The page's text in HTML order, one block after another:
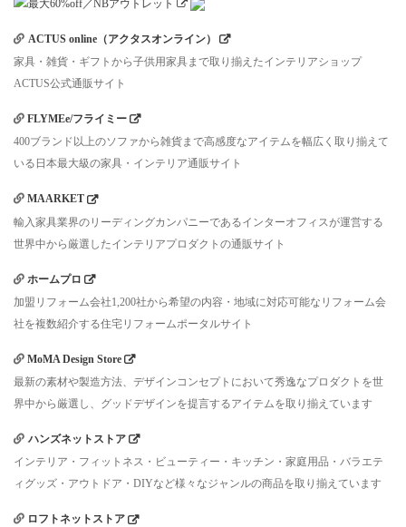
ACTUS online（アクタスオンライン）
家具・雑貨・ギフトから子供用家具まで取り揃えたインテリアショップ
ACTUS公式通販サイト
FLYMEe/フライミー
400ブランド以上のソファから雑貨まで高感度なアイテムを幅広く取り揃えて
いる日本最大級の家具・インテリア通販サイト
MAARKET
輸入家具業界のリーディングカンパニーであるインターオフィスが運営する
世界中から厳選したインテリアプロダクトの通販サイト
ホームプロ
加盟リフォーム会社1,200社から希望の内容・地域に対応可能なリフォーム会
社を複数紹介する住宅リフォームポータルサイト
MoMA Design Store
最新の素材や製造方法、デザインコンセプトにおいて秀逸なプロダクトを世
界中から厳選し、グッドデザインを提言するアイテムを取り揃えています
ハンズネットストア
インテリア・フィットネス・ビューティー・キッチン・家庭用品・バラエテ
ィグッズ・アウトドア・DIYなど様々なジャンルの商品を取り揃えています
ロフトネットストア